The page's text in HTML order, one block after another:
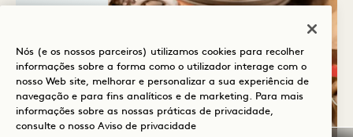
Nós (e os nossos parceiros) utilizamos cookies para recolher
informações sobre a forma como o utilizador interage com o
nosso Web site, melhorar e personalizar a sua experiência de
navegação e para fins analíticos e de marketing. Para mais
informações sobre as nossas práticas de privacidade,
consulte o nosso Aviso de privacidade